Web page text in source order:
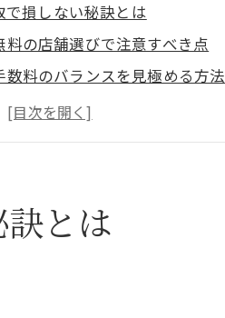
損しない秘訣とは
料の店舗選びで注意すべき点
数料のバランスを見極める方法
料でも損しないための比較術
結する買取相場の調べ方
るための比較視点
の店舗比較で重視すべき要素
とは